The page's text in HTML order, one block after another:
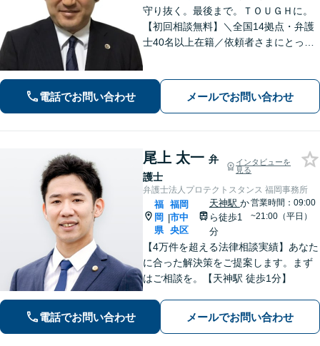
守り抜く。最後まで。ＴＯＵＧＨに。
【初回相談無料】＼全国14拠点・弁護
士40名以上在籍／依頼者さまにとって
題/相続/交通事故/刑事事件など、ご相
談ください【夜間・休日対応】
電話でお問い合わせ メールでお問い合わせ
尾上 太一 弁
護士
インタビューを
見る
弁護士法人プロテクトスタンス 福岡事務所
福
岡
県
|
福岡
市中
央区
天神駅 か
ら徒歩1
分
営業時間：09:00
~21:00（平日）
【4万件を超える法律相談実績】あなた
に合った解決策をご提案します。まず
はご相談を。【天神駅 徒歩1分】
電話でお問い合わせ メールでお問い合わせ